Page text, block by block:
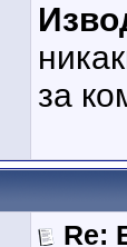
за
Re: